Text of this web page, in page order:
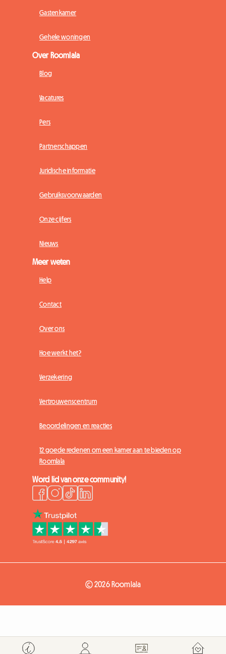
Gastenkamer
Gehele woningen
Over Roomlala
Blog
Vacatures
Pers
Partnerschappen
Juridische informatie
Gebruiksvoorwaarden
Onze cijfers
Nieuws
Meer weten
Help
Contact
Over ons
Hoe werkt het?
Verzekering
Vertrouwenscentrum
Beoordelingen en reacties
12 goede redenen om een kamer aan te bieden op
Roomlala
Word lid van onze community!
© 2026 Roomlala